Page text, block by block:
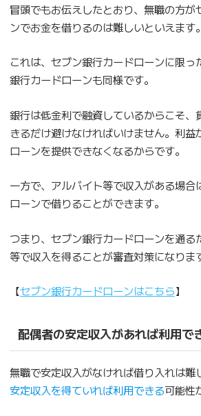
冒頭でもお伝えしたとおり、無職の方が
ンでお金を借りるのは難しいといえます。
これは、セブン銀行カードローンに限っ
銀行カードローンも同様です。
銀行は低金利で融資しているからこそ、
きるだけ避けなければいけません。利益
ローンを提供できなくなるからです。
一方で、アルバイト等で収入がある場合
ローンで借りることができます。
つまり、セブン銀行カードローンを通る
等で収入を得ることが審査対策になりま
【セブン銀行カードローンはこちら】
配偶者の安定収入があれば利用で
無職で安定収入がなければ借り入れは難
安定収入を得ていれば利用できる可能性